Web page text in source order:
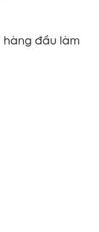
đầu làm